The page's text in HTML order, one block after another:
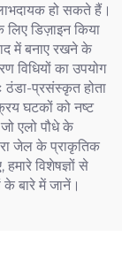
हो सकते हैं।
लिए डिज़ाइन किया
में बनाए रखने के
विधियों का उपयोग
ठंडा-प्रसंस्कृत होता
घटकों को नष्ट
एलो पौधे के
जेल के प्राकृतिक
विशेषज्ञों से
बारे में जानें।